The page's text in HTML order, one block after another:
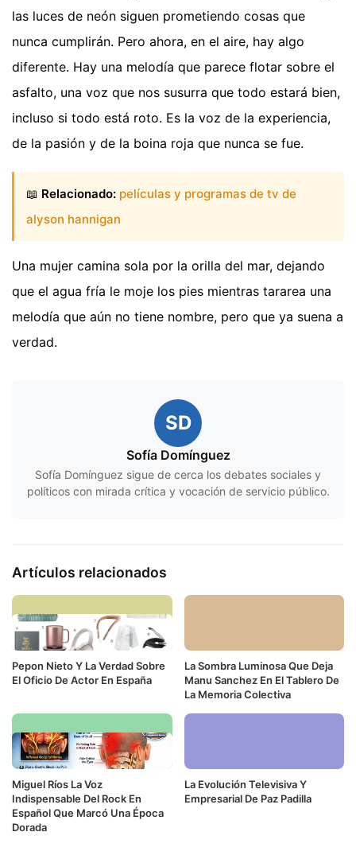
las luces de neón siguen prometiendo cosas que
nunca cumplirán. Pero ahora, en el aire, hay algo
diferente. Hay una melodía que parece flotar sobre el
asfalto, una voz que nos susurra que todo estará bien,
incluso si todo está roto. Es la voz de la experiencia,
de la pasión y de la boina roja que nunca se fue.
📖 Relacionado: películas y programas de tv de
alyson hannigan
Una mujer camina sola por la orilla del mar, dejando
que el agua fría le moje los pies mientras tararea una
melodía que aún no tiene nombre, pero que ya suena a
verdad.
SD
Sofía Domínguez
Sofía Domínguez sigue de cerca los debates sociales y
políticos con mirada crítica y vocación de servicio público.
Artículos relacionados
Pepon Nieto Y La Verdad Sobre
El Oficio De Actor En España
La Sombra Luminosa Que Deja
Manu Sanchez En El Tablero De
La Memoria Colectiva
Miguel Ríos La Voz
Indispensable Del Rock En
Español Que Marcó Una Época
Dorada
La Evolución Televisiva Y
Empresarial De Paz Padilla